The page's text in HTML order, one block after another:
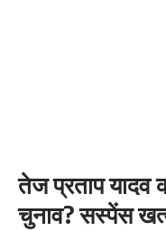
तेज प्रताप यादव
चुनाव? सस्पेंस